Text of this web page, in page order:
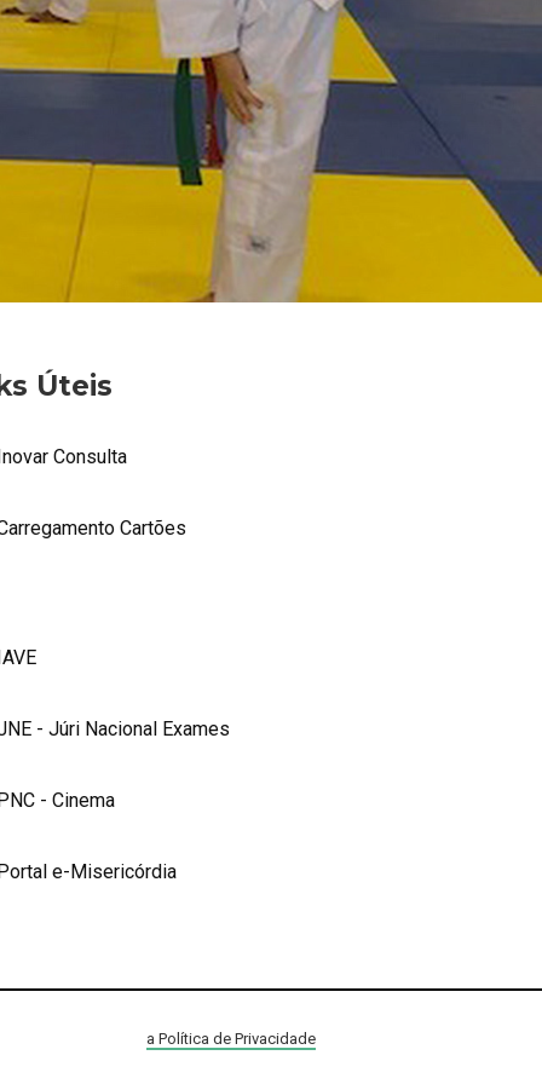
Úteis
Consulta
Cartões
- Júri Nacional Exames
- Cinema
e-Misericórdia
a Política de Privacidade